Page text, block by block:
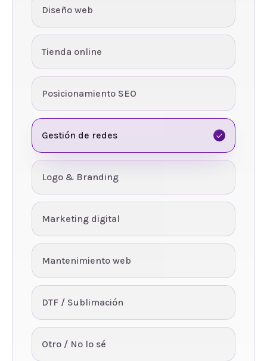
Diseño web
Tienda online
Posicionamiento SEO
Gestión de redes
Logo & Branding
Marketing digital
Mantenimiento web
DTF / Sublimación
Otro / No lo sé